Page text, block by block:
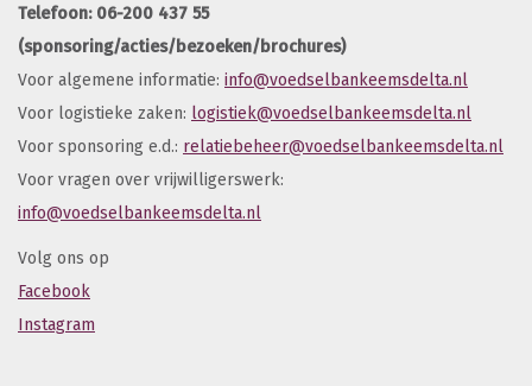
Telefoon: 06-200 437 55
(sponsoring/acties/bezoeken/brochures)
Voor algemene informatie: info@voedselbankeemsdelta.nl
Voor logistieke zaken: logistiek@voedselbankeemsdelta.nl
Voor sponsoring e.d.: relatiebeheer@voedselbankeemsdelta.nl
Voor vragen over vrijwilligerswerk:
info@voedselbankeemsdelta.nl
Volg ons op
Facebook
Instagram